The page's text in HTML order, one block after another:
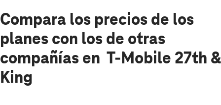
Compara los precios de los
planes con los de otras
compañías en T-Mobile 27th &
King